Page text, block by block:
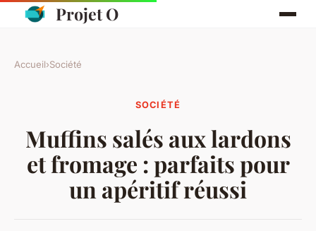
Projet O
Accueil›Société
SOCIÉTÉ
Muffins salés aux lardons
et fromage : parfaits pour
un apéritif réussi